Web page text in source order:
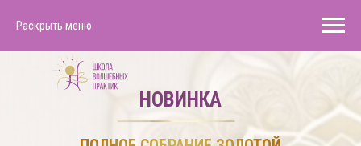
Раскрыть меню
НОВИНКА
Уже получили посвящение в I и II
ступени, ночувствуете, что вам